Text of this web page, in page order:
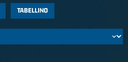
TABELLINO